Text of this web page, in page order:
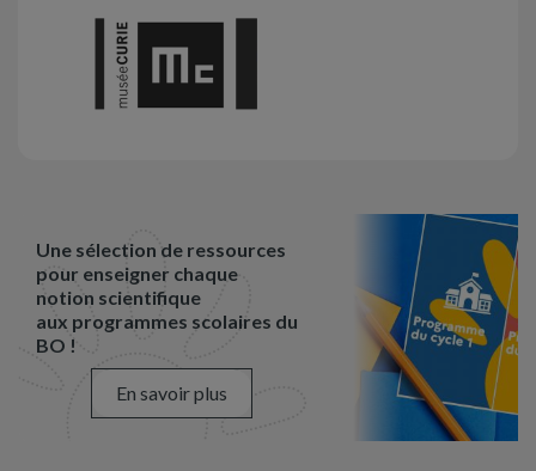
Une sélection de ressources
pour enseigner chaque
notion scientifique
aux programmes scolaires du
BO !
En savoir plus